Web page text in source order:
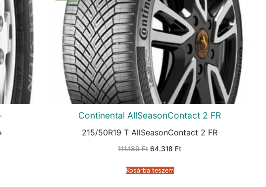
Continental AllSeasonContact 2 FR
215/50R19 T AllSeasonContact 2 FR
111.189Ft Original
111.189 Ft.
64.318 FtCurrent
Kosárba teszem